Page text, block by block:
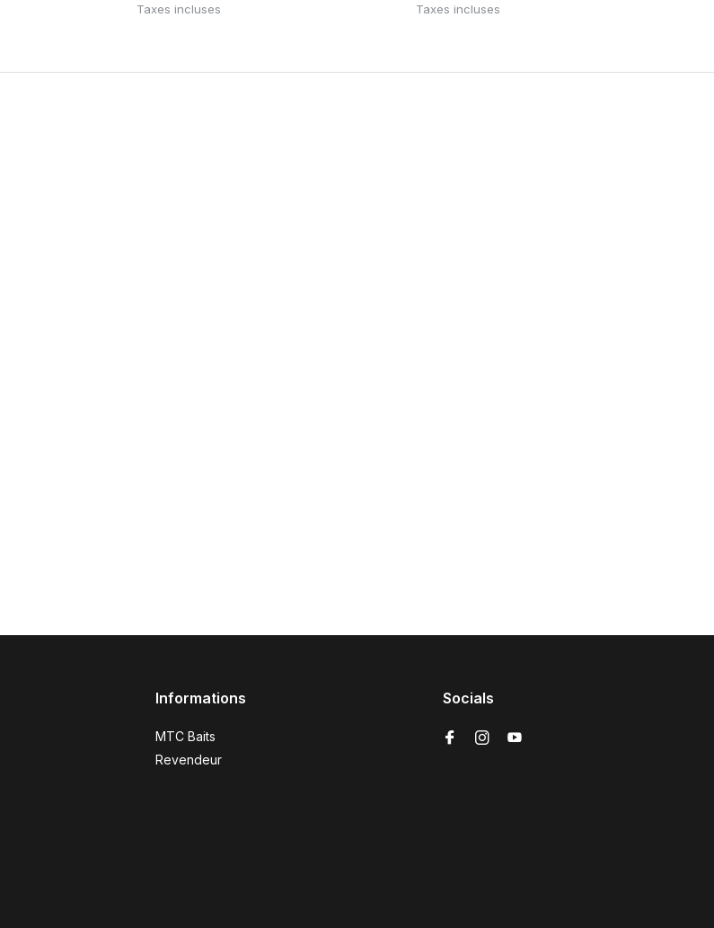
Taxes incluses Taxes incluses
Informations
MTC Baits
Revendeur
Socials